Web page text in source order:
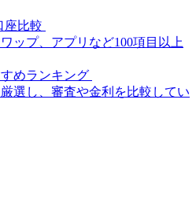
座比較
ップ、アプリなど100項目以上
めランキング
選し、審査や金利を比較してい